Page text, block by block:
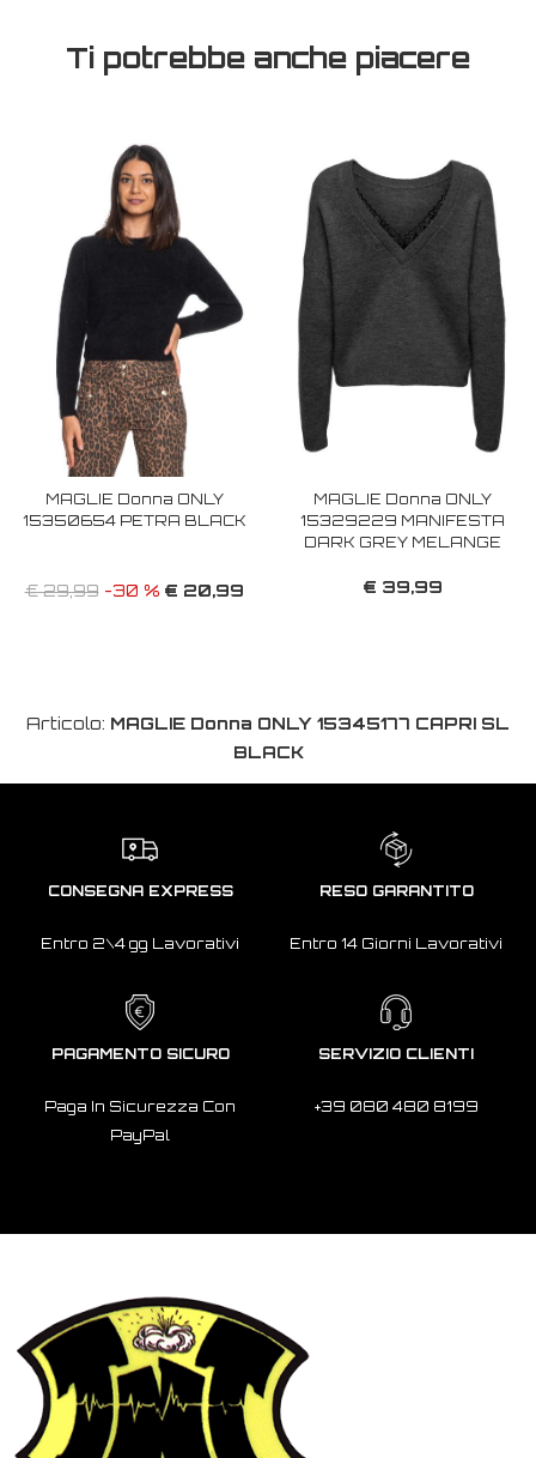
Ti potrebbe anche piacere
MAGLIE Donna ONLY
15350654 PETRA BLACK
€ 29,99-30 % € 20,99
MAGLIE Donna ONLY
15329229 MANIFESTA
DARK GREY MELANGE
€ 39,99
Articolo: MAGLIE Donna ONLY 15345177 CAPRI SL
BLACK
CONSEGNA EXPRESS
Entro 2\4 gg Lavorativi
RESO GARANTITO
Entro 14 Giorni Lavorativi
PAGAMENTO SICURO
Paga In Sicurezza Con
PayPal
SERVIZIO CLIENTI
+39 080 480 8199